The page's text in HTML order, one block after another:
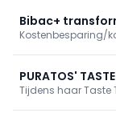
Bibac+
Kostenbesparing/
nieuw concept.
PURATOS'
TRENDS BLOOT
Tijdens haar Taste